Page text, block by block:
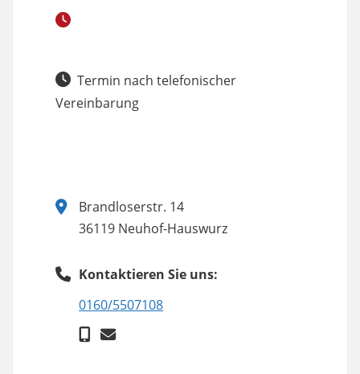
Termin nach telefonischer
Vereinbarung
Brandloserstr. 14
36119 Neuhof-Hauswurz
Kontaktieren Sie uns:
0160/5507108